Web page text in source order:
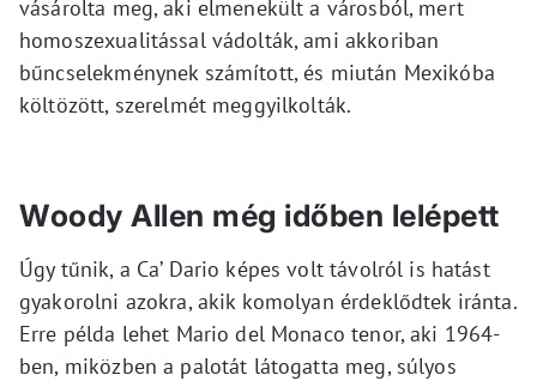
vásárolta meg, aki elmenekült a városból, mert
homoszexualitással vádolták, ami akkoriban
bűncselekménynek számított, és miután Mexikóba
költözött, szerelmét meggyilkolták.
Woody Allen még időben lelépett
Úgy tűnik, a Ca’ Dario képes volt távolról is hatást
gyakorolni azokra, akik komolyan érdeklődtek iránta.
Erre példa lehet Mario del Monaco tenor, aki 1964-
ben, miközben a palotát látogatta meg, súlyos